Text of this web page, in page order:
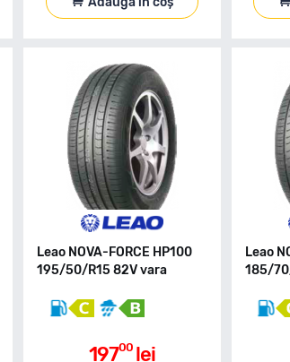
Leao NOVA-FORCE HP100
195/50/R15 82V vara
19700 lei
Leao
185/